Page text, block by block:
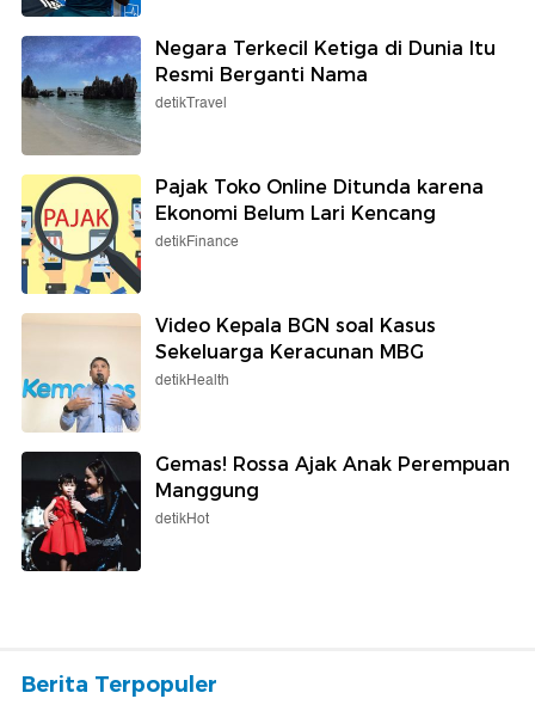
Negara Terkecil Ketiga di Dunia Itu
Resmi Berganti Nama
detikTravel
Pajak Toko Online Ditunda karena
Ekonomi Belum Lari Kencang
detikFinance
Video Kepala BGN soal Kasus
Sekeluarga Keracunan MBG
detikHealth
Gemas! Rossa Ajak Anak Perempuan
Manggung
detikHot
Berita Terpopuler